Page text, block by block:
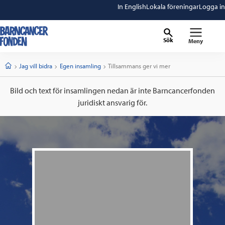
In EnglishLokala föreningarLogga in
Sök Meny
StartJag vill bidra Egen insamling Current:
Tillsammans ger vi mer
Bild och text för insamlingen nedan är inte Barncancerfonden
juridiskt ansvarig för.